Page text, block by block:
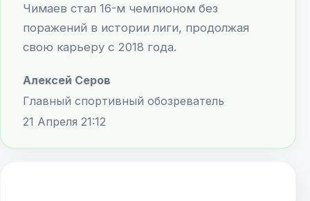
Чимаев стал 16-м чемпионом без
поражений в истории лиги, продолжая
свою карьеру с 2018 года.
Алексей Серов
Главный спортивный обозреватель
21 Апреля 21:12